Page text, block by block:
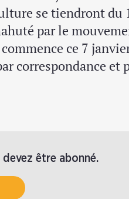
se tiendront du
par le
ce 7
correspondance et
être abonné.